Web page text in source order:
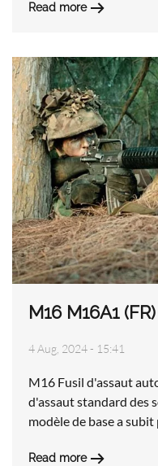
Read more
M16 M16A1 (FR)
4 Aug, 2024 - 15:41
M16 Fusil d'assaut
d'assaut standard des
modèle de base a
Read more